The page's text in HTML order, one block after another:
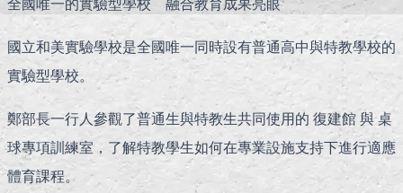
國立和美實驗學校是全國唯一同時設有普通高中與特教學校的
實驗型學校。
鄭部長一行人參觀了普通生與特教生共同使用的 復建館 與 桌
球專項訓練室，了解特教學生如何在專業設施支持下進行適應
體育課程。